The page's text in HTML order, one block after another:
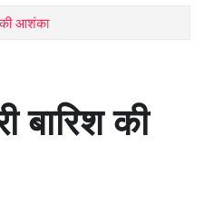
की आशंका
बारिश की